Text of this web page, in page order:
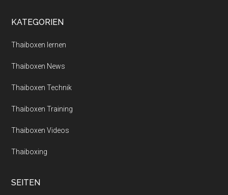
KATEGORIEN
Thaiboxen lernen
Thaiboxen News
Thaiboxen Technik
Thaiboxen Training
Thaiboxen Videos
Thaiboxing
SEITEN